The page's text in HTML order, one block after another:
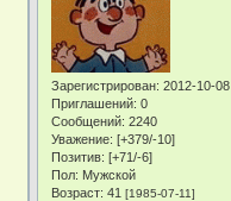
Зарегистрирован: 2012-10-08
Приглашений: 0
Сообщений: 2240
Уважение: [+379/-10]
Позитив: [+71/-6]
Пол: Мужской
Возраст: 41[1985-07-11]